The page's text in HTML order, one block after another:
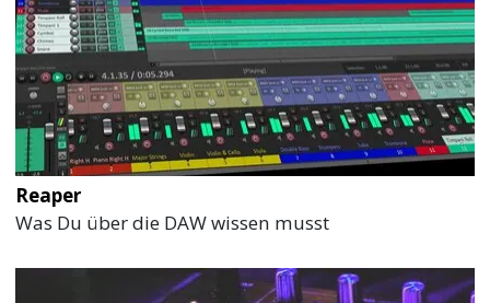
Reaper
Was Du über die DAW wissen musst